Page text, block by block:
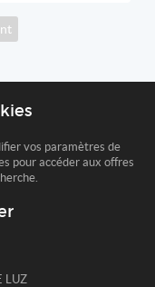
vos paramètres de
pour accéder aux offres
LUZ